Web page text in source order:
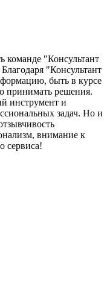
команде "Консультант
"Консультант
быть в курсе
принимать решения.
инструмент и
задач. Но и
внимание к
сервиса!